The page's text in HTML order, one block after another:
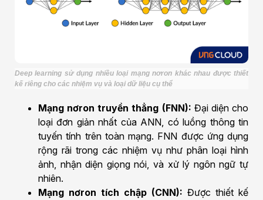
Deep learning sử dụng nhiều loại mạng nơron khác nhau được thiết
kế riêng cho các nhiệm vụ và loại dữ liệu cụ thể
Mạng nơron truyền thẳng (FNN): Đại diện cho
loại đơn giản nhất của ANN, có luồng thông tin
tuyến tính trên toàn mạng. FNN được ứng dụng
rộng rãi trong các nhiệm vụ như phân loại hình
ảnh, nhận diện giọng nói, và xử lý ngôn ngữ tự
nhiên.
Mạng nơron tích chập (CNN): Được thiết kế